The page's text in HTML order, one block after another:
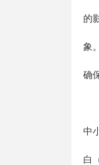
的
象
确
中
白